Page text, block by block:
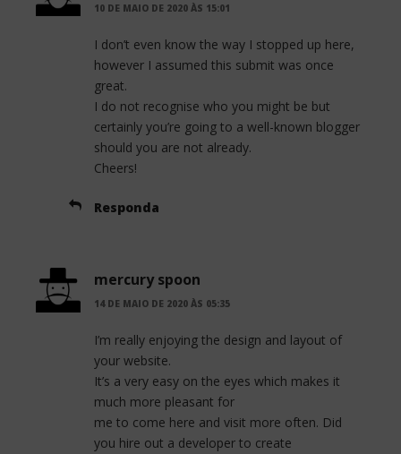
10 DE MAIO DE 2020 ÀS 15:01
I don’t even know the way I stopped up here,
however I assumed this submit was once
great.
I do not recognise who you might be but
certainly you’re going to a well-known blogger
should you are not already.
Cheers!
Responda
mercury spoon
14 DE MAIO DE 2020 ÀS 05:35
I’m really enjoying the design and layout of
your website.
It’s a very easy on the eyes which makes it
much more pleasant for
me to come here and visit more often. Did
you hire out a developer to create